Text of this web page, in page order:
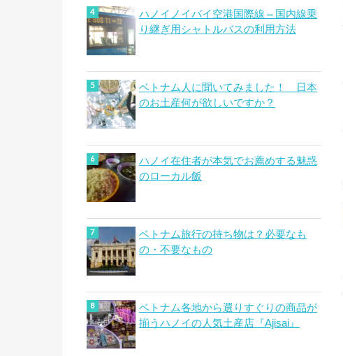
ハノイノイバイ空港国際線⇔国内線乗
り継ぎ用シャトルバスの利用方法
ベトナム人に聞いてみました！ 日本
のお土産何が欲しいですか？
ハノイ在住者が本気でお薦めする魅惑
のローカル飯
ベトナム旅行の持ち物は？必要なも
の・不要なもの
ベトナム各地から選りすぐりの商品が
揃うハノイの人気土産店『Ajisai』